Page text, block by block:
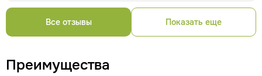
первоисточник обязательны.
Все отзывы Показать еще
Преимущества